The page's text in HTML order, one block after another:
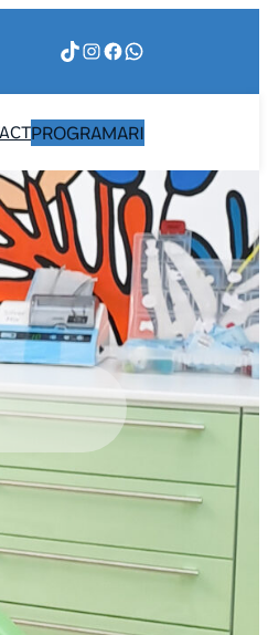
TikTok
Instagram
Facebook
WhatsApp
PROGRAMARI